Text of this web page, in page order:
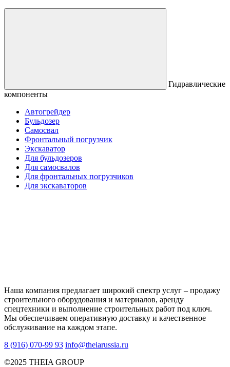
Гидравлические
компоненты
Автогрейдер
Бульдозер
Самосвал
Фронтальный погрузчик
Экскаватор
Для бульдозеров
Для самосвалов
Для фронтальных погрузчиков
Для экскаваторов
Наша компания предлагает широкий спектр услуг – продажу
строительного оборудования и материалов, аренду
спецтехники и выполнение строительных работ под ключ.
Мы обеспечиваем оперативную доставку и качественное
обслуживание на каждом этапе.
8 (916) 070-99 93 info@theiarussia.ru
©2025 THEIA GROUP